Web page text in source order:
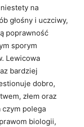
na
głośny i uczciwy,
poprawność
sporym
Lewicowa
bardziej
dobro,
złem oraz
polega
biologii,